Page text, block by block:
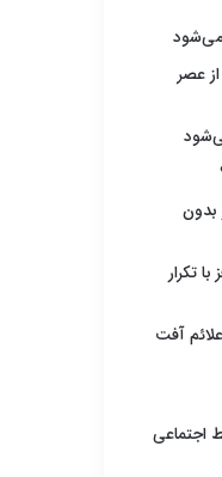
می‌شود
عصر
بدون
تکرار
آفت
اجتماعی